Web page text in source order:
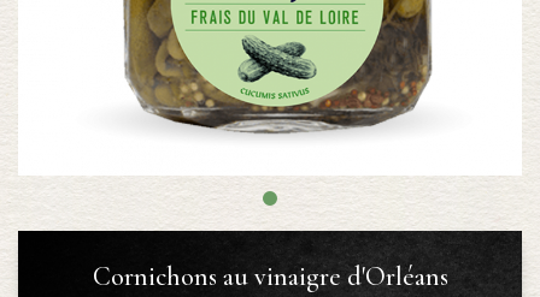
Cornichons au vinaigre d'Orléans